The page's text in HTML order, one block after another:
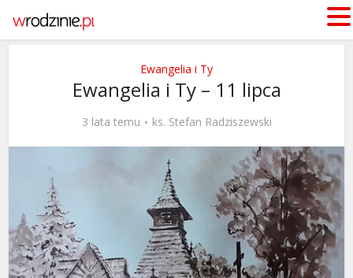
Ewangelia i Ty
Ewangelia i Ty – 11 lipca
3 lata temu ks. Stefan Radziszewski